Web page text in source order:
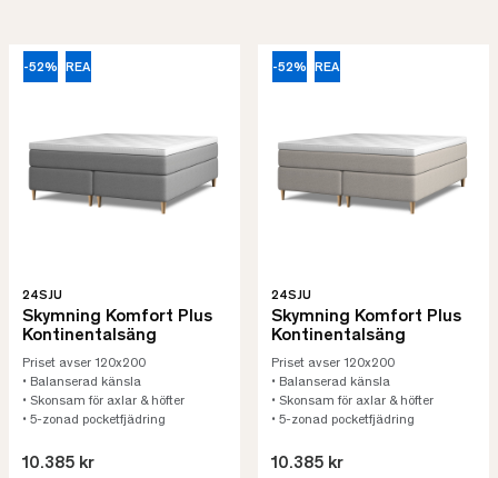
-52% REA
24SJU
Skymning Komfort Plus
Kontinentalsäng
Priset avser 120x200
• Balanserad känsla
• Skonsam för axlar & höfter
• 5-zonad pocketfjädring
10.385 kr
-52% REA
24SJU
Skymning Komfort Plus
Kontinentalsäng
Priset avser 120x200
• Balanserad känsla
• Skonsam för axlar & höfter
• 5-zonad pocketfjädring
10.385 kr